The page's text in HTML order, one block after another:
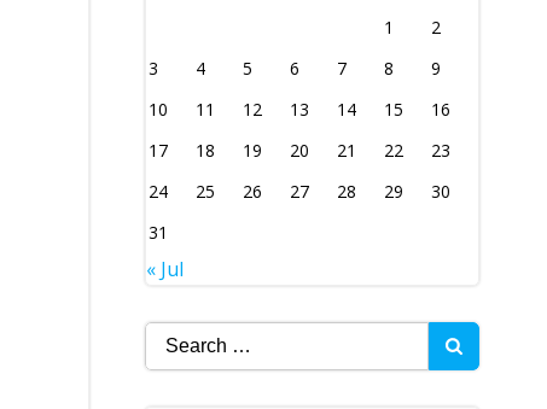
1
2
3
4 5 6 7 8
9
10
11 12 13 14 15
16
17
18 19 20 21 22
23
24
25 26 27 28 29
30
31
« Jul
Search
for: